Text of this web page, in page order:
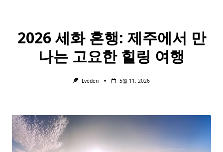
2026 세화 혼행: 제주에서 만
나는 고요한 힐링 여행
Lveden 5월 11, 2026